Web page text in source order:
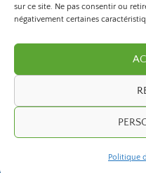
sur ce site. Ne pas consentir ou
négativement certaines
Politique
©2026 Paris